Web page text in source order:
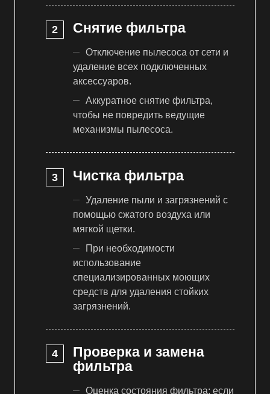
Снятие фильтра
Отключение пылесоса от сети и
удаление всех подключенных
аксессуаров.
Аккуратное снятие фильтра,
чтобы не повредить ведущие
механизмы пылесоса.
Чистка фильтра
Удаление пыли и загрязнений с
помощью сжатого воздуха или
мягкой щетки.
При необходимости
использование
специализированных моющих
средств для удаления стойких
загрязнений.
Проверка и замена
фильтра
Оценка состояния фильтра: если